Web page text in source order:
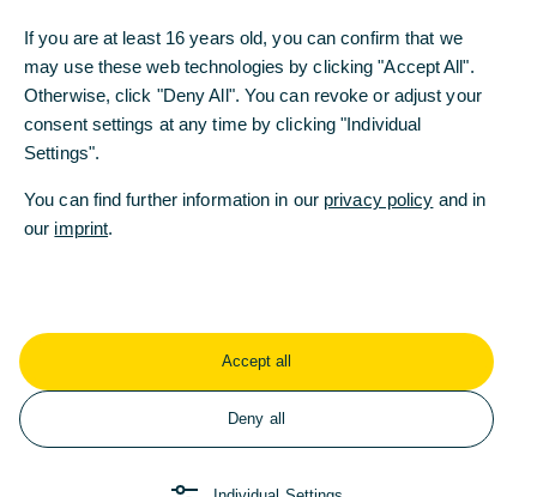
für uns ein weiterer wichtiger Schritt zur
Diversifizierung unserer Blockchain-Aktivitäten
und zum Testen unterschiedlicher
Technologiestandards“, sagte Jörg Hessenmüller,
Bereichsvorstand Development and Strategy der
Commerzbank. „Blockchain ist eine von mehreren
Zukunftstechnologien, die wir bei der
Ethererum Alliance bietet uns die Möglichkeit,
unsere industrieübergreifenden Kooperationen
weiter auszubauen.“
Die Commerzbank erforscht die Blockchain-
If you are at least 16 years old, you can confirm that we
may use these web technologies by clicking "Accept All".
Otherwise, click "Deny All". You can revoke or adjust your
consent settings at any time by clicking "Individual
Settings".
You can find further information in our privacy policy and in
our imprint.
Accept all
Deny all